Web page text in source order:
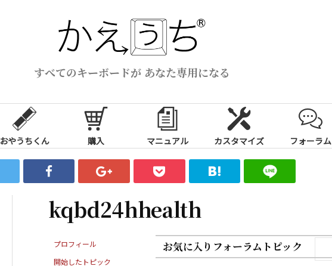
すべてのキーボードが あなた専用になる
おやうちくん 購入 マニュアル カスタマイズ フォーラム
kqbd24hhealth
プロフィール
開始したトピック
お気に入りフォーラムトピック